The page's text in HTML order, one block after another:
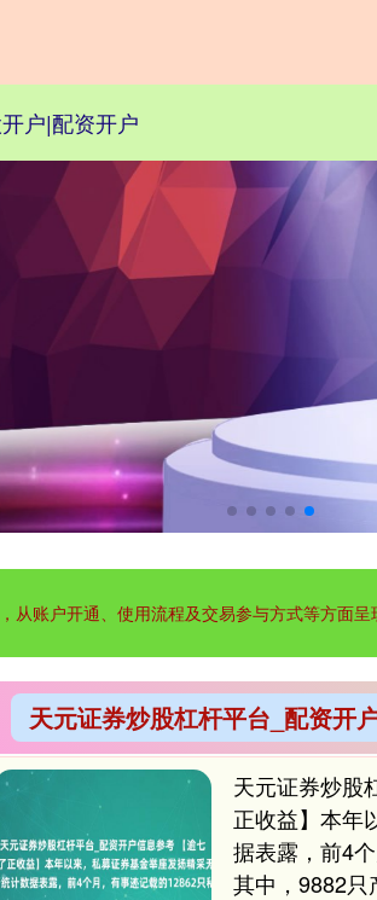
户|配资开户
省成本，提效率
多分站齐推广，性价比高 批量数据分析，
账户开通、使用流程及交易参与方式等方面
天元证券炒股杠杆平台_配资开
天元证券炒股
正收益】本年
据表露，前4
其中，9882只